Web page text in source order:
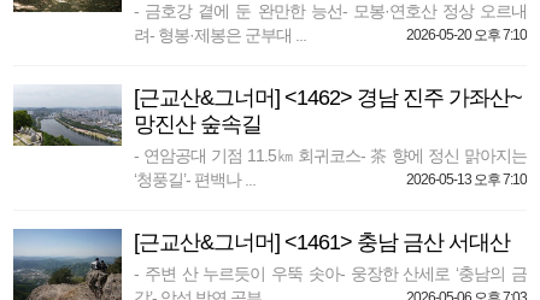
- 금호강 곁에 둔 완만한 능선- 모봉·연호산 정상 오르내
려- 형봉·제봉은 군부대 ...
2026-05-20 오후 7:10
[근교산&그너머] <1462> 경남 진주 가좌산~
망진산 숲속길
- 연암공대 기점 11.5㎞ 회귀코스- 茶 향에 정신 맑아지는
‘청풍길’- 편백나 ...
2026-05-13 오후 7:10
[근교산&그너머] <1461> 충남 금산 서대산
- 주변 산 누르듯이 우뚝 솟아- 웅장한 산세로 ‘충남의 금